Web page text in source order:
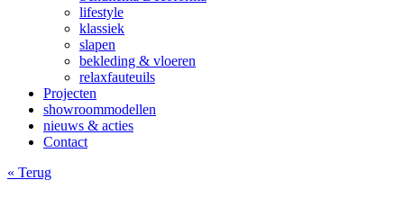
lifestyle
klassiek
slapen
bekleding & vloeren
relaxfauteuils
Projecten
showroommodellen
nieuws & acties
Contact
« Terug